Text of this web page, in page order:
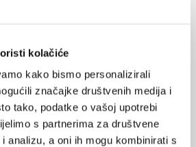
kolačiće
kako bismo personalizirali
značajke društvenih medija i
tako, podatke o vašoj upotrebi
s partnerima za društvene
analizu, a oni ih mogu kombinirati s
MI SE
0
POVRATAK
NA VRH